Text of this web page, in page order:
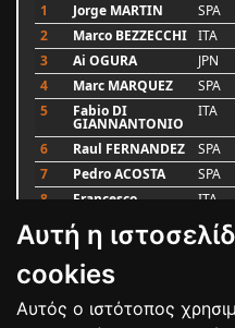
Αυτή η
cookies
Αυτός ο ιστότοπος
1 Jorge MARTIN SPA
2
Marco BEZZECCHI ITA
3
Ai OGURA JPN
4
Marc MARQUEZ SPA
5
Fabio DI
GIANNANTONIO
ITA
6 Raul FERNANDEZ SPA
7
Pedro ACOSTA SPA
8
Francesco ITA
9 Alex MARQUEZ SPA
Luca MARINI